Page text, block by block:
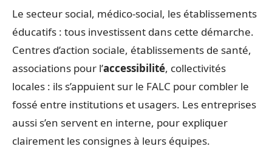
Le secteur social, médico-social, les établissements
éducatifs : tous investissent dans cette démarche.
Centres d’action sociale, établissements de santé,
associations pour l’accessibilité, collectivités
locales : ils s’appuient sur le FALC pour combler le
fossé entre institutions et usagers. Les entreprises
aussi s’en servent en interne, pour expliquer
clairement les consignes à leurs équipes.